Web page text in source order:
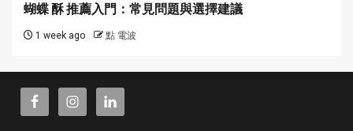
蝴蝶 酥 推薦入門：常見問題與選擇建議
1 week ago 點 電波